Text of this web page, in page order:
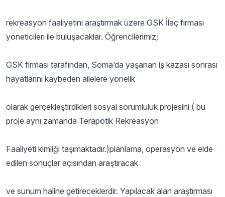
rekreasyon faaliyetini araştırmak üzere GSK İlaç firması
yöneticileri ile buluşacaklar. Öğrencilerimiz;
GSK firması tarafından, Soma’da yaşanan iş kazası sonrası
hayatlarını kaybeden ailelere yönelik
olarak gerçekleştirdikleri sosyal sorumluluk projesini ( bu
proje aynı zamanda Terapötik Rekreasyon
Faaliyeti kimliği taşımaktadır.)planlama, operasyon ve elde
edilen sonuçlar açısından araştıracak
ve sunum haline getireceklerdir. Yapılacak alan araştırması